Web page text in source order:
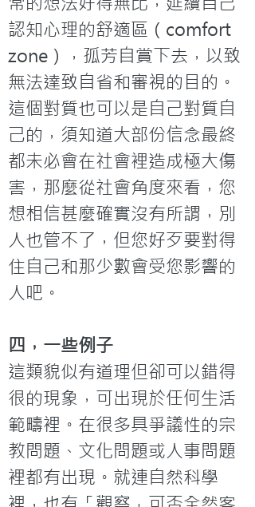
認知心理的舒適區（comfort
zone），孤芳自賞下去，以致
無法達致自省和審視的目的。
這個對質也可以是自己對質自
己的，須知道大部份信念最終
都未必會在社會裡造成極大傷
害，那麼從社會角度來看，您
想相信甚麼確實沒有所謂，別
人也管不了，但您好歹要對得
住自己和那少數會受您影響的
人吧。
四，一些例子
這類貌似有道理但卻可以錯得
很的現象，可出現於任何生活
範疇裡。在很多具爭議性的宗
教問題、文化問題或人事問題
裡都有出現。就連自然科學